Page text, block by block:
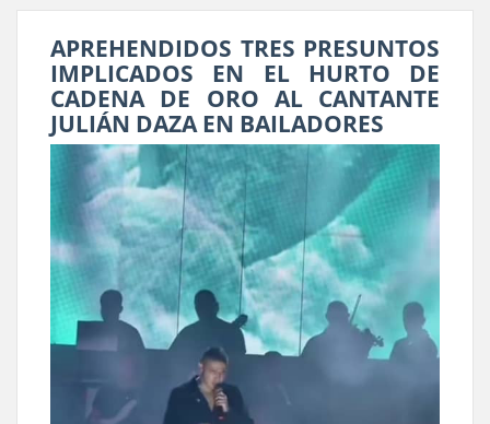
APREHENDIDOS TRES PRESUNTOS
IMPLICADOS EN EL HURTO DE
CADENA DE ORO AL CANTANTE
JULIÁN DAZA EN BAILADORES